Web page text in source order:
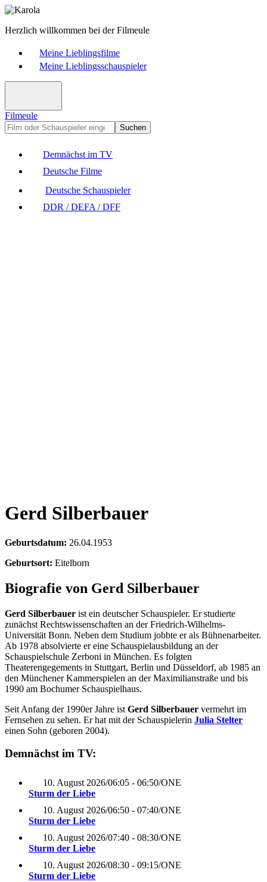
Herzlich willkommen bei der Filmeule
Meine Lieblingsfilme
Meine Lieblingsschauspieler
Filmeule
Suchen
Demnächst im TV
Deutsche Filme
Deutsche Schauspieler
DDR / DEFA / DFF
Gerd Silberbauer
Geburtsdatum: 26.04.1953
Geburtsort: Eitelborn
Biografie von Gerd Silberbauer
Gerd Silberbauer ist ein deutscher Schauspieler. Er studierte
zunächst Rechtswissenschaften an der Friedrich-Wilhelms-
Universität Bonn. Neben dem Studium jobbte er als Bühnenarbeiter.
Ab 1978 absolvierte er eine Schauspielausbildung an der
Schauspielschule Zerboni in München. Es folgten
Theaterengegements in Stuttgart, Berlin und Düsseldorf, ab 1985 an
den Münchener Kammerspielen an der Maximilianstraße und bis
1990 am Bochumer Schauspielhaus.
Seit Anfang der 1990er Jahre ist Gerd Silberbauer vermehrt im
Fernsehen zu sehen. Er hat mit der Schauspielerin Julia Stelter
einen Sohn (geboren 2004).
Demnächst im TV:
10. August 2026/06:05 - 06:50/ONE
Sturm der Liebe
10. August 2026/06:50 - 07:40/ONE
Sturm der Liebe
10. August 2026/07:40 - 08:30/ONE
Sturm der Liebe
10. August 2026/08:30 - 09:15/ONE
Sturm der Liebe